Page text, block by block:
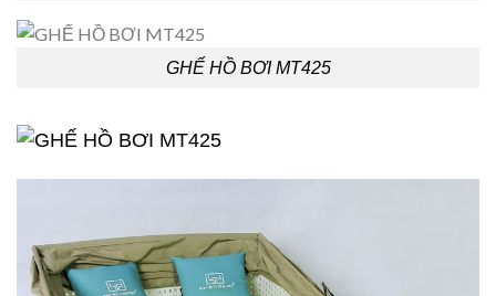
GHẾ HỒ BƠI MT425